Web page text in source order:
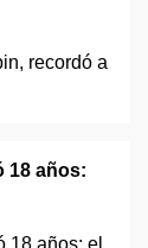
18 años: